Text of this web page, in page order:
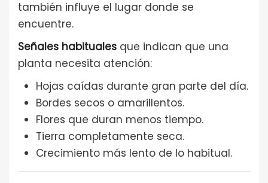
también influye el lugar donde se
encuentre.
Señales habituales que indican que una
planta necesita atención:
Hojas caídas durante gran parte del día.
Bordes secos o amarillentos.
Flores que duran menos tiempo.
Tierra completamente seca.
Crecimiento más lento de lo habitual.